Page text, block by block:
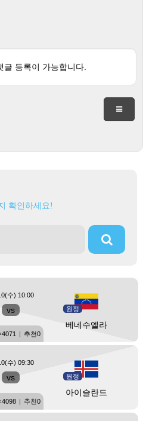
글 등록이 가능합니다.
확인하세요!
vs 원정
베네수엘라
수) 10:00
4071 | 추천0
vs 원정
아이슬란드
수) 09:30
4098 | 추천0